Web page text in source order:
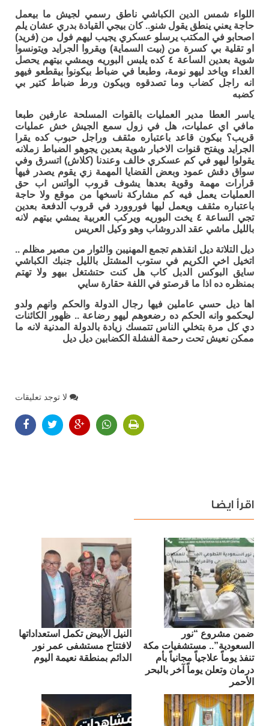
اللواء شمس الدين الكباشي ناطق رسمي لجيش ما بيعمل
حاجة يعني ينطق يقول شنو.. كان بيجي القيادة بدري عشان يلم
اصحابو في المكتب يرسلو عسكري يجيب ليهم فول من (فريد)
او تقلية بي كسرة من (بيت السماية) ويقروا الجرايد ويتونسوا
شوية بعدين الساعة ٤ كده يلبس البوريه ويمشي بيتهم يحصل
الغداء وياخد ليهو نومة، وطبعا في ضباط بيكونوا بيقطعو فيهو
انه راجل كضاب وما تصدقوه وبيكون ورط ضباط كتير بي
كضبه
ياسر العطا مدير العمليات بالقوات المسلحة عارفين طبعا
مافي اي عمليات، هل في زول سمع الجيش خش عمليات
قريب؟ بيكون قاعد باعتباره مثقف وراجل حبوب كده يقرا
الجرايد ويفتح قنوات الاخبار شوية بعدين يجوهو الضباط زملانه
يقولوا ليهو في كم عسكري خالف وعندنا (كلاش) اتسرق وفي
سواق دقش عمود وبعض القضايا المهمة زي يقوم يصدر فيها
قرارات مهمة وقوية بعدها يشوف قروب الواتس اب حق
العمليات يعمل فيه كم مشاركة ناسخها من موقع ولا حاجة
باعتباره مثقف ويعمل ليها فوروورد في قروب الدفعة بعدين
تجي الساعة ٤ يخت البوريه ويركب العربية يمشي بيتهم لانه
بالليل ماشي عقد الدروشاب وهو وكيل العريس
ديل التلاتة ديل انقذهم تجمع المهنيبن والثوار من مصير مظلم ..
اتخيل اخي الكريم في ستوب المشتل بالليل جنبك الكباشي
سايق البوكس الدبل كاب هل كنت حتشتغل بيهو ولا تهتم
بمنظره ده اذا ما قرصتو في اللفة حقارة سايي
اها ديل حسي عاملين فيها رجال الدولة والحكم وانهم ولدو
ليحكمو وانه الحكم ده رضعوهم ليهو رضاعة .. ظهور الكائنات
دي كل مرة بتخلي الناس تتمسك زيادة بالدولة المدنية لانه ما
ممكن نعيش تحت رحمة الفشلة الكضابين ديل ديل
لا توجد تعليقات
اقرأ ايضا
ضمن مشروع “نور
السعودية”.. مستشفيات مكة
تنفذ يوماً علاجياً مجانياً بأم
درمان وتعلن يوماً آخر بالبحر
الأحمر
النيل الأبيض تكمل استعداداتها
لافتتاح مستشفى عمر نور
الدائم بمنطقة نعيمة اليوم